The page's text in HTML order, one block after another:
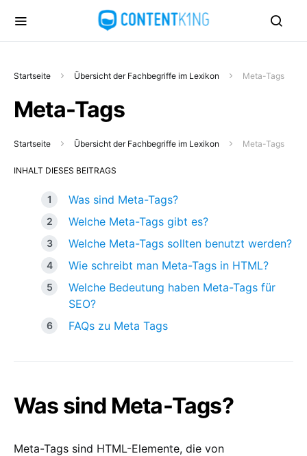
Startseite Übersicht der Fachbegriffe im Lexikon Meta-Tags
Meta-Tags
Startseite Übersicht der Fachbegriffe im Lexikon Meta-Tags
INHALT DIESES BEITRAGS
Was sind Meta-Tags?
Welche Meta-Tags gibt es?
Welche Meta-Tags sollten benutzt werden?
Wie schreibt man Meta-Tags in HTML?
Welche Bedeutung haben Meta-Tags für
SEO?
FAQs zu Meta Tags
Was sind Meta-Tags?
Meta-Tags sind HTML-Elemente, die von